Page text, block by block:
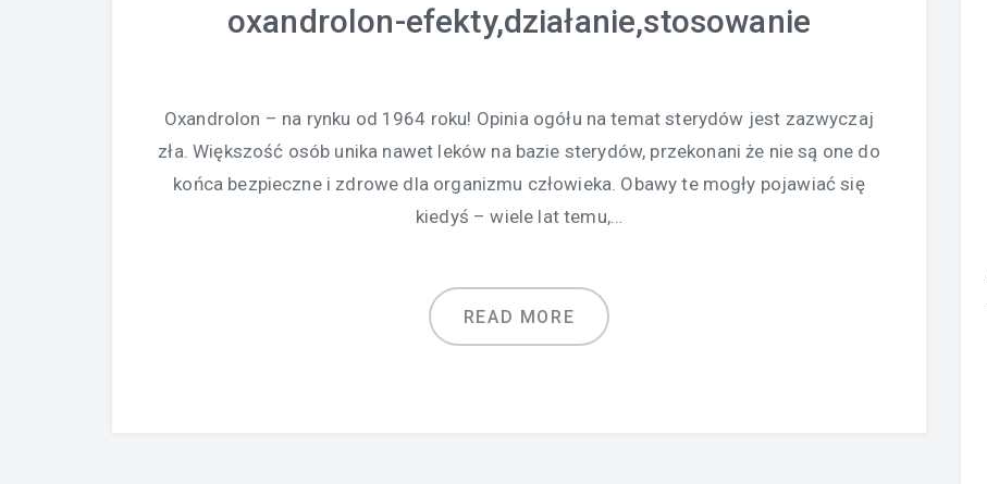
oxandrolon-efekty,działanie,stosowanie
Oxandrolon – na rynku od 1964 roku! Opinia ogółu na temat sterydów jest zazwyczaj
zła. Większość osób unika nawet leków na bazie sterydów, przekonani że nie są one do
końca bezpieczne i zdrowe dla organizmu człowieka. Obawy te mogły pojawiać się
kiedyś – wiele lat temu,…
READ MORE